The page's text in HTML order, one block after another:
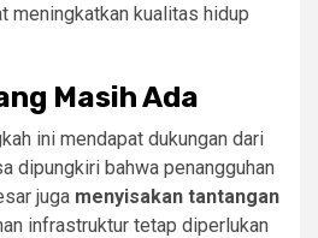
meningkatkan kualitas hidup
Masih Ada
ini mendapat dukungan dari
dipungkiri bahwa penangguhan
juga menyisakan tantangan
infrastruktur tetap diperlukan